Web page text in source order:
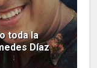
toda la
Díaz